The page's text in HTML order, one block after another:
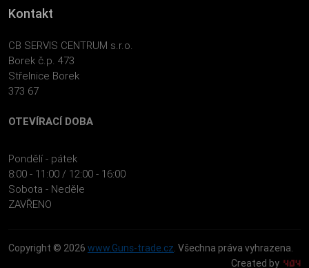
Kontakt
CB SERVIS CENTRUM s.r.o.
Borek č.p. 473
Střelnice Borek
373 67
OTEVÍRACÍ DOBA
Pondělí - pátek
8:00 - 11:00 / 12:00 - 16:00
Sobota - Neděle
ZAVŘENO
Copyright © 2026 www.Guns-trade.cz . Všechna práva vyhrazena.
Created by